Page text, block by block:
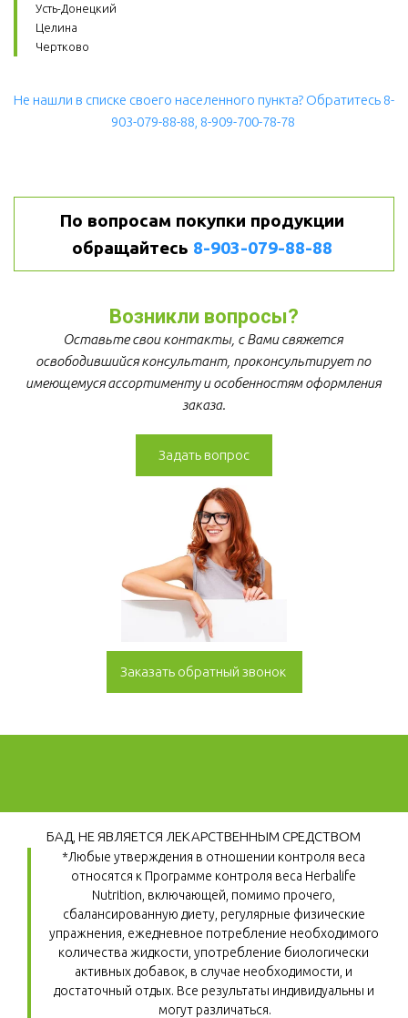
Усть-Донецкий
Целина
Чертково
Не нашли в списке своего населенного пункта? Обратитесь 8-
903-079-88-88, 8-909-700-78-78
По вопросам покупки продукции
обращайтесь 8-903-079-88-88
Возникли вопросы?
Оставьте свои контакты, с Вами свяжется
освободившийся консультант, проконсультирует по
имеющемуся ассортименту и особенностям оформления
заказа.
Задать вопрос
Заказать обратный звонок
БАД, НЕ ЯВЛЯЕТСЯ ЛЕКАРСТВЕННЫМ СРЕДСТВОМ
*Любые утверждения в отношении контроля веса
относятся к Программе контроля веса Herbalife
Nutrition, включающей, помимо прочего,
сбалансированную диету, регулярные физические
упражнения, ежедневное потребление необходимого
количества жидкости, употребление биологически
активных добавок, в случае необходимости, и
достаточный отдых. Все результаты индивидуальны и
могут различаться.